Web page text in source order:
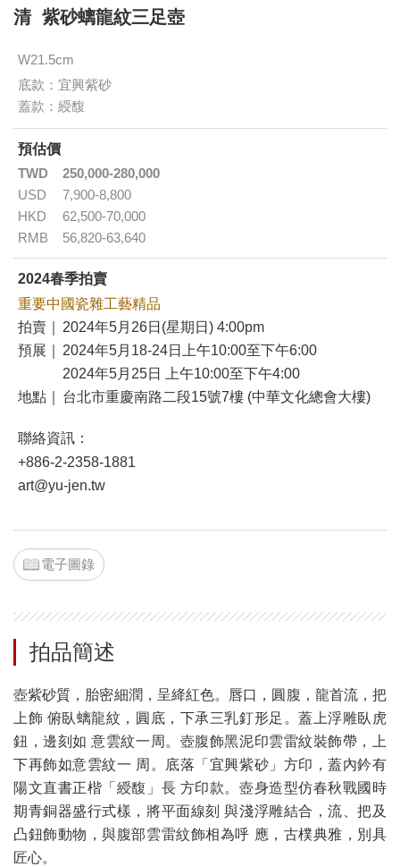
清 紫砂螭龍紋三足壺
W21.5cm
底款：宜興紫砂
蓋款：綬馥
預估價
TWD
250,000-280,000
USD
7,900-8,800
HKD
62,500-70,000
RMB
56,820-63,640
2024春季拍賣
重要中國瓷雜工藝精品
拍賣｜
2024年5月26日(星期日) 4:00pm
預展｜
2024年5月18-24日上午10:00至下午6:00
2024年5月25日 上午10:00至下午4:00
地點｜
台北市重慶南路二段15號7樓 (中華文化總會大樓)
聯絡資訊：
+886-2-2358-1881
art@yu-jen.tw
電子圖錄
拍品簡述
壺紫砂質，胎密細潤，呈絳紅色。唇口，圓腹，龍首流，把
上飾 俯臥螭龍紋，圓底，下承三乳釘形足。蓋上浮雕臥虎
鈕，邊刻如 意雲紋一周。壺腹飾黑泥印雲雷紋裝飾帶，上
下再飾如意雲紋一 周。底落「宜興紫砂」方印，蓋內鈐有
陽文直書正楷「綬馥」長 方印款。壺身造型仿春秋戰國時
期青銅器盛行式樣，將平面線刻 與淺浮雕結合，流、把及
凸鈕飾動物，與腹部雲雷紋飾相為呼 應，古樸典雅，別具
匠心。